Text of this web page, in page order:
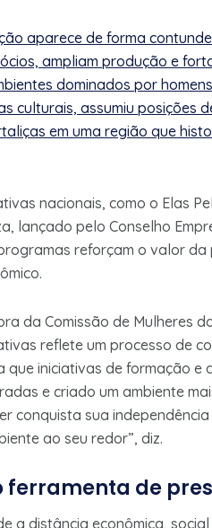
aparece de forma
ampliam produção e
dominados por
culturais, assumiu posições
em uma região que
nacionais, como o Elas
lançado pelo Conselho
reforçam o valor
da Comissão de Mulheres
reflete um processo de
que iniciativas de formação e
e criado um ambiente
conquista sua
ao seu redor”, diz.
ferramenta de
a distância econômica,